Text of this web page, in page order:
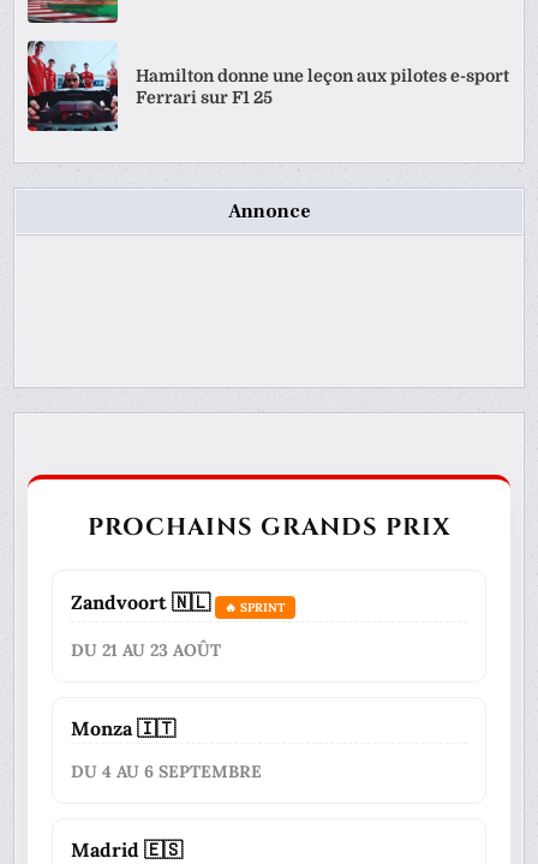
Hamilton donne une leçon aux pilotes e-sport
Ferrari sur F1 25
Annonce
PROCHAINS GRANDS PRIX
Zandvoort 🇳🇱 🔥 SPRINT
DU 21 AU 23 AOÛT
Monza 🇮🇹
DU 4 AU 6 SEPTEMBRE
Madrid 🇪🇸